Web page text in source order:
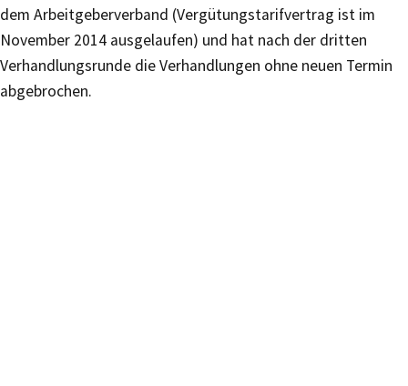
dem Arbeitgeberverband (Vergütungstarifvertrag ist im
November 2014 ausgelaufen) und hat nach der dritten
Verhandlungsrunde die Verhandlungen ohne neuen Termin
abgebrochen.